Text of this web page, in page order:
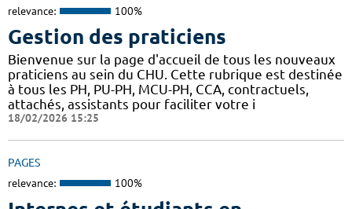
relevance: 100%
Gestion des praticiens
Bienvenue sur la page d'accueil de tous les nouveaux
praticiens au sein du CHU. Cette rubrique est destinée
à tous les PH, PU-PH, MCU-PH, CCA, contractuels,
attachés, assistants pour faciliter votre i
18/02/2026 15:25
PAGES
relevance: 100%